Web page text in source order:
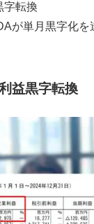
字転換
が単月黒字化を
益黒字転換